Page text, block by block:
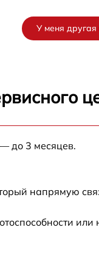
от
У меня другая
до 3 месяцев.
напрямую